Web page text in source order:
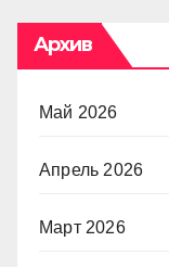
Архив
Май 2026
Апрель 2026
Март 2026